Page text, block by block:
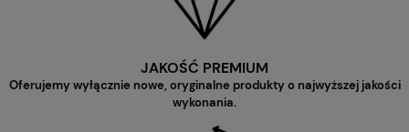
JAKOŚĆ PREMIUM
Oferujemy wyłącznie nowe, oryginalne produkty o najwyższej jakości
wykonania.